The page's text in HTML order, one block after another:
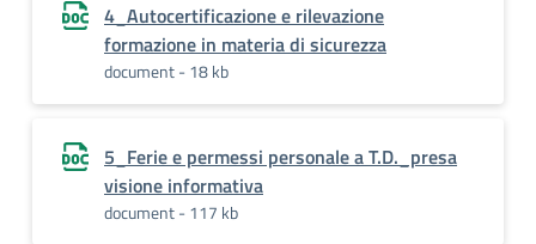
4_Autocertificazione e rilevazione
formazione in materia di sicurezza
document - 18 kb
5_Ferie e permessi personale a T.D._presa
visione informativa
document - 117 kb